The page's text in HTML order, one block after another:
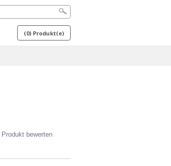
(0) Produkt(e)
Produkt bewerten